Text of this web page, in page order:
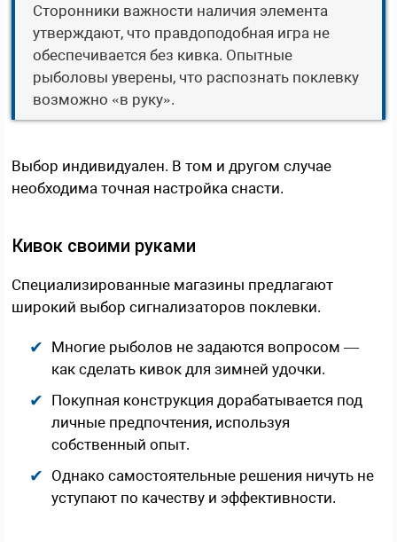
Сторонники важности наличия элемента
утверждают, что правдоподобная игра не
обеспечивается без кивка. Опытные
рыболовы уверены, что распознать поклевку
возможно «в руку».
Выбор индивидуален. В том и другом случае
необходима точная настройка снасти.
Кивок своими руками
Специализированные магазины предлагают
широкий выбор сигнализаторов поклевки.
Многие рыболов не задаются вопросом —
как сделать кивок для зимней удочки.
Покупная конструкция дорабатывается под
личные предпочтения, используя
собственный опыт.
Однако самостоятельные решения ничуть не
уступают по качеству и эффективности.